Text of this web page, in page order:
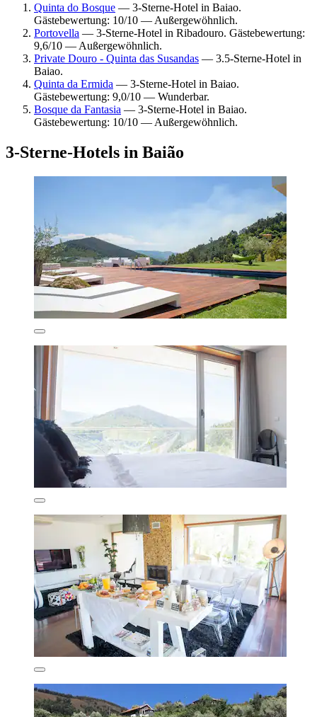
Quinta do Bosque — 3-Sterne-Hotel in Baiao.
Gästebewertung: 10/10 — Außergewöhnlich.
Portovella — 3-Sterne-Hotel in Ribadouro. Gästebewertung:
9,6/10 — Außergewöhnlich.
Private Douro - Quinta das Susandas — 3.5-Sterne-Hotel in
Baiao.
Quinta da Ermida — 3-Sterne-Hotel in Baiao.
Gästebewertung: 9,0/10 — Wunderbar.
Bosque da Fantasia — 3-Sterne-Hotel in Baiao.
Gästebewertung: 10/10 — Außergewöhnlich.
3-Sterne-Hotels in Baião